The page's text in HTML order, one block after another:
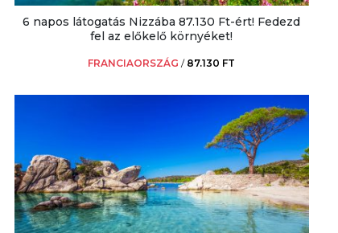
6 napos látogatás Nizzába 87.130 Ft-ért! Fedezd
fel az előkelő környéket!
FRANCIAORSZÁG / 87.130 FT